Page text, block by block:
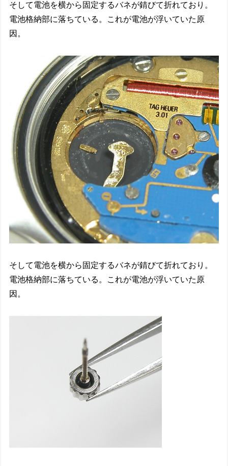
そして電池を横から固定するバネが錆びて折れており。
電池格納部に落ちている。これが電池が浮いていた原
因。
そして電池を横から固定するバネが錆びて折れており。
電池格納部に落ちている。これが電池が浮いていた原
因。